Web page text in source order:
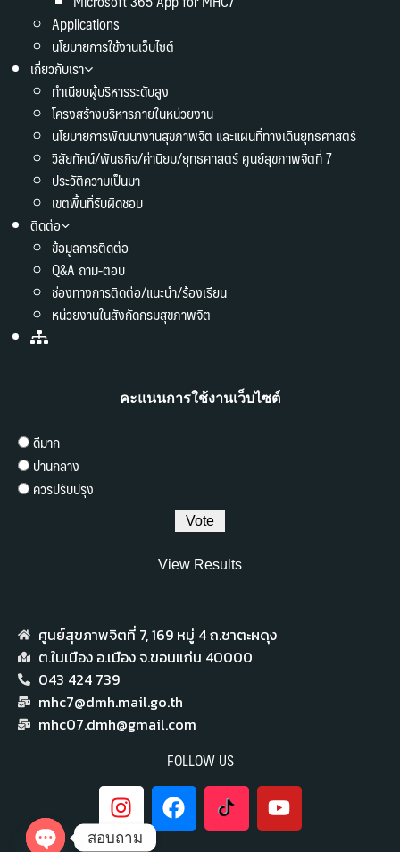
Applications
นโยบายการใช้งานเว็บไซต์
เกี่ยวกับเรา
ทำเนียบผู้บริหารระดับสูง
โครงสร้างบริหารภายในหน่วยงาน
นโยบายการพัฒนางานสุขภาพจิต และแผนที่ทางเดินยุทธศาสตร์
วิสัยทัศน์/พันธกิจ/ค่านิยม/ยุทธศาสตร์ ศูนย์สุขภาพจิตที่ 7
ประวัติความเป็นมา
เขตพื้นที่รับผิดชอบ
ติดต่อ
ข้อมูลการติดต่อ
Q&A ถาม-ตอบ
ช่องทางการติดต่อ/แนะนำ/ร้องเรียน
หน่วยงานในสังกัดกรมสุขภาพจิต
คะแนนการใช้งานเว็บไซต์
ดีมาก
ปานกลาง
ควรปรับปรุง
View Results
ศูนย์สุขภาพจิตที่ 7,​ 169 หมู่ 4 ถ.ชาตะผดุง
ต.ในเมือง อ.เมือง จ.ขอนแก่น 40000
043 424 739
mhc7@dmh.mail.go.th
mhc07.dmh@gmail.com
FOLLOW US
สอบถาม